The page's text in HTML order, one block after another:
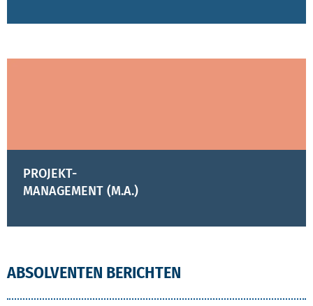
PROJEKT-
MANAGEMENT (M.A.)
ABSOLVENTEN BERICHTEN